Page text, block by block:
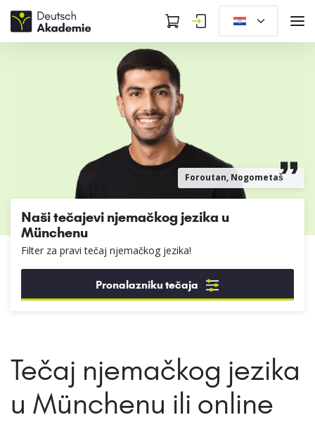
Tečaj njemačkog jezika
u Münchenu ili online
Foroutan, Nogometaš
Naši tečajevi njemačkog jezika u
Münchenu
Filter za pravi tečaj njemačkog jezika!
Pronalazniku tečaja